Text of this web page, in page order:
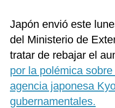
México
España
Internacional
Tecnología
Japón envió este
del Ministerio de
tratar de rebajar el
por la polémica
agencia japonesa
gubernamentales.